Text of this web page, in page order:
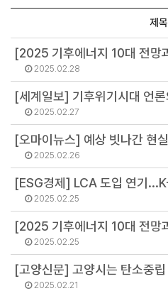
제목
2025.02.28
2025.02.27
2025.02.26
2025.02.25
2025.02.25
2025.02.21